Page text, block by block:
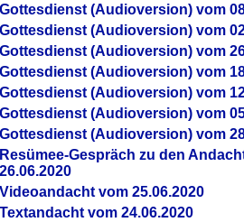
Gottesdienst (Audioversion) vom
Gottesdienst (Audioversion) vom
Gottesdienst (Audioversion) vom
Gottesdienst (Audioversion) vom
Gottesdienst (Audioversion) vom
Gottesdienst (Audioversion) vom
Gottesdienst (Audioversion) vom
Re­sü­mee-Gespräch zu den
26.06.2020
Videoandacht vom 25.06.2020
Textandacht vom 24.06.2020